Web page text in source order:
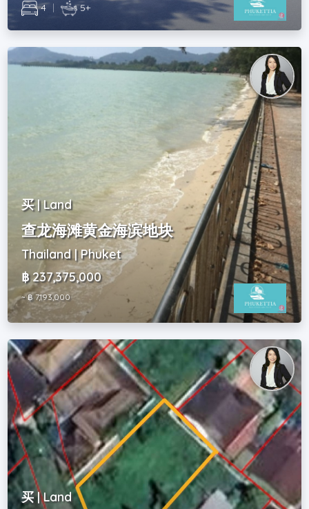
4 | 5+
买 | Land
查龙海滩黄金海滨地块
Thailand | Phuket
฿ 237,375,000
~ ฿ 7,193,000
买 | Land